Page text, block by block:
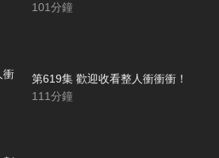
101分鐘
第619集 歡迎收看整人衝衝衝！
111分鐘